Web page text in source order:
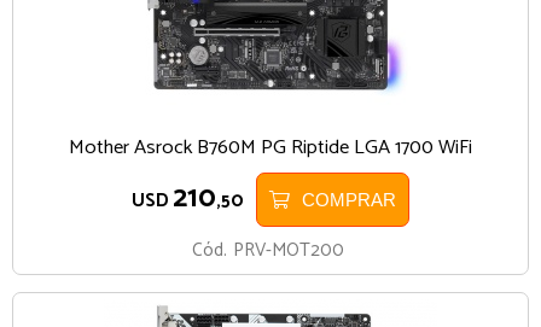
Mother Asrock B760M PG Riptide LGA 1700 WiFi
USD 210,50 COMPRAR
Cód. PRV-MOT200